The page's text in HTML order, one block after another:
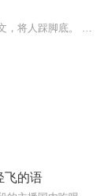
飞的语